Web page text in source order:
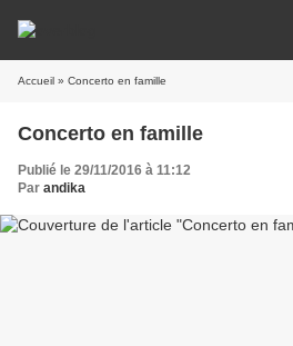
Accueil » Concerto en famille
Concerto en famille
Publié le 29/11/2016 à 11:12
Par andika